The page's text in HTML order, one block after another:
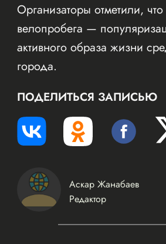
Организаторы отметили,
велопробега —
активного образа жизни
города.
ПОДЕЛИТЬСЯ ЗАПИСЬЮ
Аскар Жанабаев
Редактор